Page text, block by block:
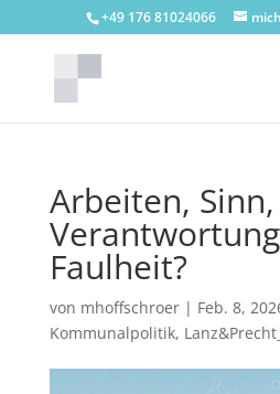
+49 176 81024066
Arbeiten, Sinn,
Faulheit?
von mhoffschroer| Feb. 8,
Kommunalpolitik,